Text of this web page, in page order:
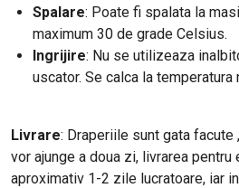
Spalare: Poate fi spalata la
maximum 30 de grade Celsius.
Ingrijire: Nu se utilizeaza
uscator. Se calca la temperatura
Livrare: Draperiile sunt gata facute
vor ajunge a doua zi, livrarea
aproximativ 1-2 zile lucratoare, iar